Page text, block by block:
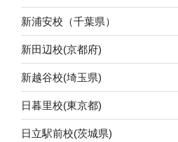
新浦安校（千葉県）
新田辺校(京都府)
新越谷校(埼玉県)
日暮里校(東京都)
日立駅前校(茨城県)